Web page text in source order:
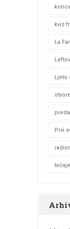
kviz
La
Ljeto
Prvi